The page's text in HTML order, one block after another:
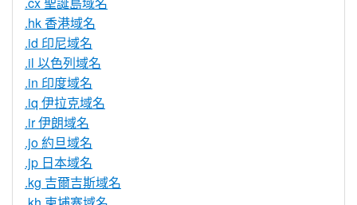
.hk 香港域名
.id 印尼域名
.il 以色列域名
.in 印度域名
.iq 伊拉克域名
.ir 伊朗域名
.jo 約旦域名
.jp 日本域名
.kg 吉爾吉斯域名